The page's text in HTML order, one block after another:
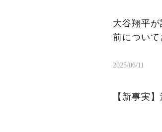
大谷翔平
前について
2025/06/11
【新事実